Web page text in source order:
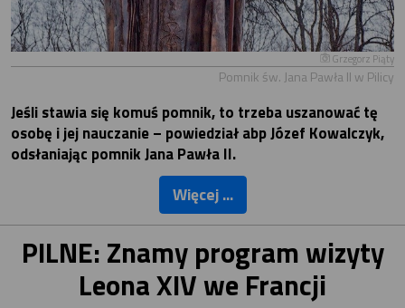
Grzegorz Piąty
Pomnik św. Jana Pawła II w Pilicy
Jeśli stawia się komuś pomnik, to trzeba uszanować tę
osobę i jej nauczanie – powiedział abp Józef Kowalczyk,
odsłaniając pomnik Jana Pawła II.
Więcej ...
PILNE: Znamy program wizyty
Leona XIV we Francji